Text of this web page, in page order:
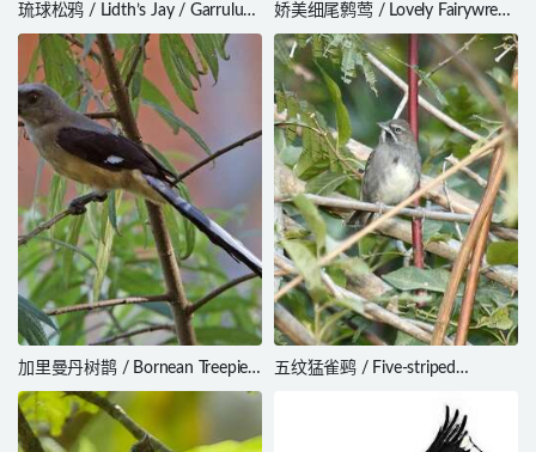
琉球松鸦 / Lidth’s Jay / Garrulus
lidthi
娇美细尾鹩莺 / Lovely Fairywren
/ Malurus amabilis
加里曼丹树鹊 / Bornean Treepie /
Dendrocitta cinerascens
五纹猛雀鹀 / Five-striped